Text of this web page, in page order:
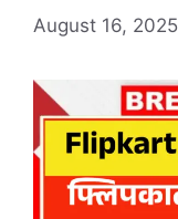
August 16, 2025